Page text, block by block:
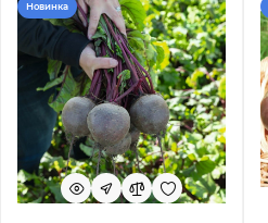
Новинка